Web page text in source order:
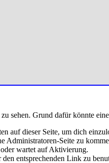
sehen. Grund dafür könnte
auf dieser Seite, um dich
Administratoren-Seite zu
wartet auf Aktivierung.
entsprechenden Link zu